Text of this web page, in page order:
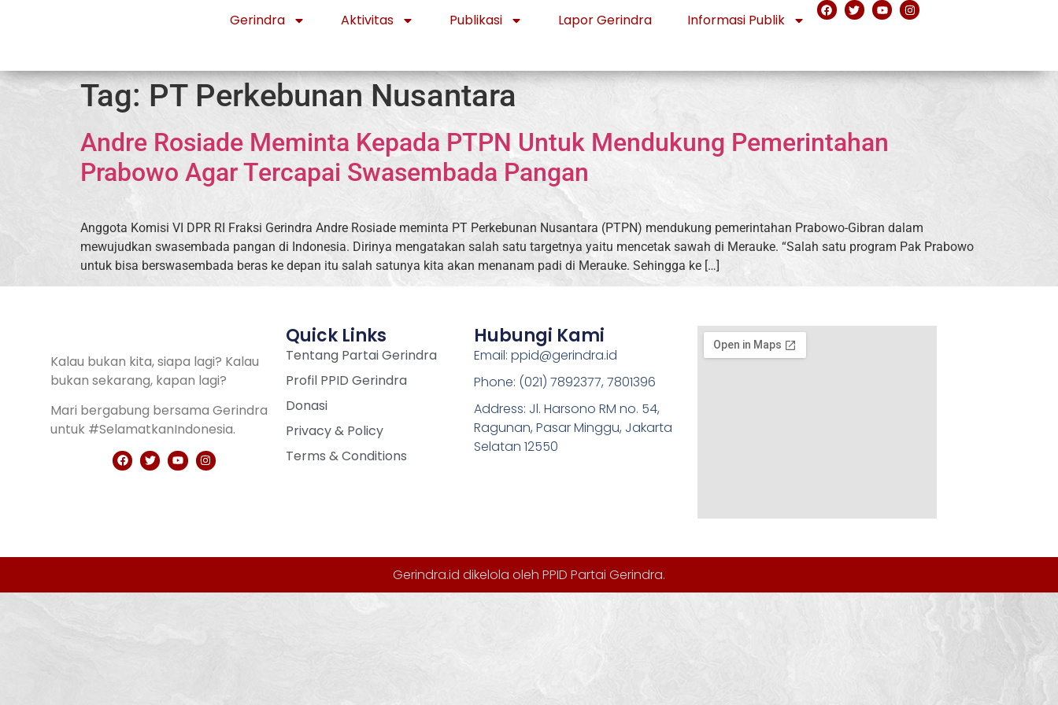
Gerindra Aktivitas Publikasi Lapor Gerindra Informasi Publik
Tag: PT Perkebunan Nusantara
Andre Rosiade Meminta Kepada PTPN Untuk Mendukung Pemerintahan
Prabowo Agar Tercapai Swasembada Pangan
Anggota Komisi VI DPR RI Fraksi Gerindra Andre Rosiade meminta PT Perkebunan Nusantara (PTPN) mendukung pemerintahan Prabowo-Gibran dalam
mewujudkan swasembada pangan di Indonesia. Dirinya mengatakan salah satu targetnya yaitu mencetak sawah di Merauke. “Salah satu program Pak Prabowo
untuk bisa berswasembada beras ke depan itu salah satunya kita akan menanam padi di Merauke. Sehingga ke […]
Kalau bukan kita, siapa lagi? Kalau
bukan sekarang, kapan lagi?
Mari bergabung bersama Gerindra
untuk #SelamatkanIndonesia.
Quick Links
Tentang Partai Gerindra
Profil PPID Gerindra
Donasi
Privacy & Policy
Terms & Conditions
Hubungi Kami
Email: ppid@gerindra.id
Phone: (021) 7892377, 7801396
Address: Jl. Harsono RM no. 54,
Ragunan, Pasar Minggu, Jakarta
Selatan 12550
Gerindra.id dikelola oleh PPID Partai Gerindra.